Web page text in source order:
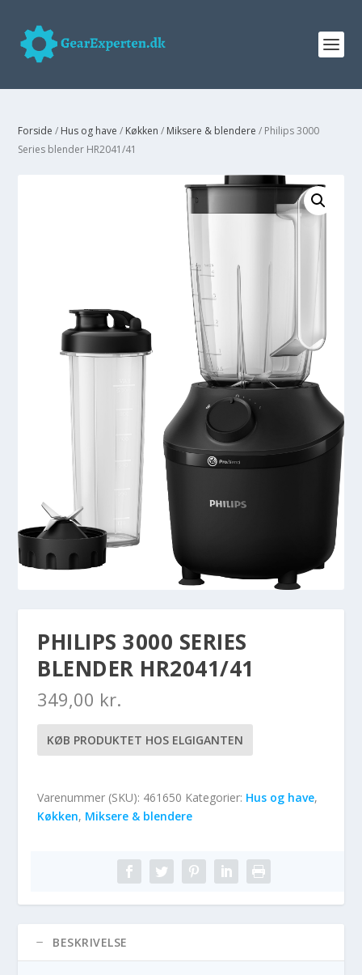
Forside / Hus og have / Køkken / Miksere & blendere / Philips 3000
Series blender HR2041/41
PHILIPS 3000 SERIES
BLENDER HR2041/41
349,00 kr.
KØB PRODUKTET HOS ELGIGANTEN
Varenummer (SKU): 461650 Kategorier: Hus og have,
Køkken, Miksere & blendere
BESKRIVELSE